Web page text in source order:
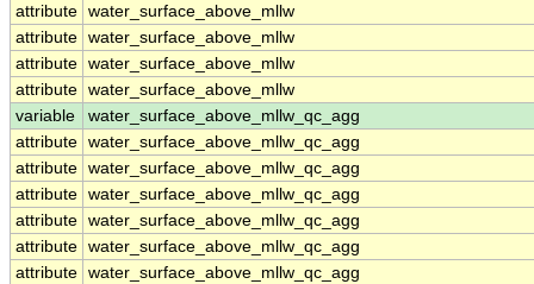
attribute water_surface_above_mllw
attribute water_surface_above_mllw
attribute water_surface_above_mllw
attribute water_surface_above_mllw
variable
water_surface_above_mllw_qc_agg
attribute water_surface_above_mllw_qc_agg
attribute water_surface_above_mllw_qc_agg
attribute water_surface_above_mllw_qc_agg
attribute water_surface_above_mllw_qc_agg
attribute water_surface_above_mllw_qc_agg
attribute water_surface_above_mllw_qc_agg